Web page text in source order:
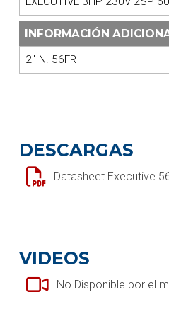
INFORMACIÓN
2"IN. 56FR
DESCARGAS
Datasheet Executive
VIDEOS
No Disponible por el